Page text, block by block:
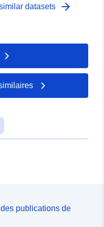
datasets arrow_forward
publications de